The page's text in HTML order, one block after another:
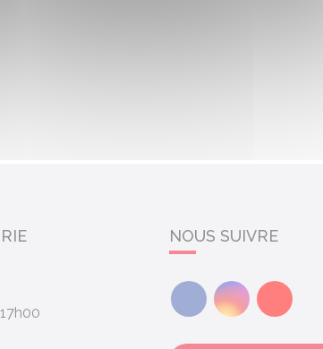
NOUS SUIVRE
FacebookInstagramYoutube